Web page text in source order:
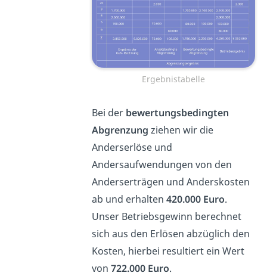
Ergebnistabelle
Bei der bewertungsbedingten
Abgrenzung ziehen wir die
Anderserlöse und
Andersaufwendungen von den
Anderserträgen und Anderskosten
ab und erhalten 420.000 Euro.
Unser Betriebsgewinn berechnet
sich aus den Erlösen abzüglich den
Kosten, hierbei resultiert ein Wert
von 722.000 Euro.